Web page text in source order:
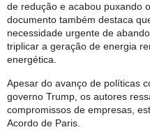
de redução e acabou puxando
documento também destaca
necessidade urgente de
triplicar a geração de energia
energética.
Apesar do avanço de políticas
governo Trump, os autores
compromissos de empresas,
Acordo de Paris.